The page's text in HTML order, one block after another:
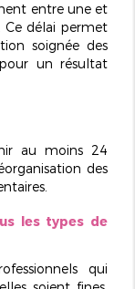
entre une et
Ce délai permet
soignée des
un résultat
au moins 24
des
les types de
qui